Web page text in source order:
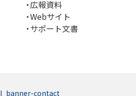
広報資料
Webサイト
サポート文書